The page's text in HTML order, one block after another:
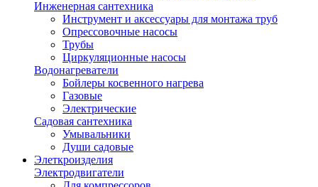
Инженерная сантехника
Инструмент и аксессуары для монтажа труб
Опрессовочные насосы
Трубы
Циркуляционные насосы
Водонагреватели
Бойлеры косвенного нагрева
Газовые
Электрические
Садовая сантехника
Умывальники
Души садовые
Элеткроизделия
Электродвигатели